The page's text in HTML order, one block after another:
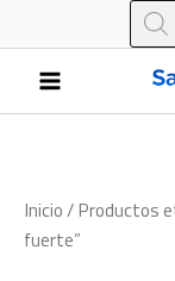
al
contenido
de
Main
Menu
Inicio/ Productos
fuerte”